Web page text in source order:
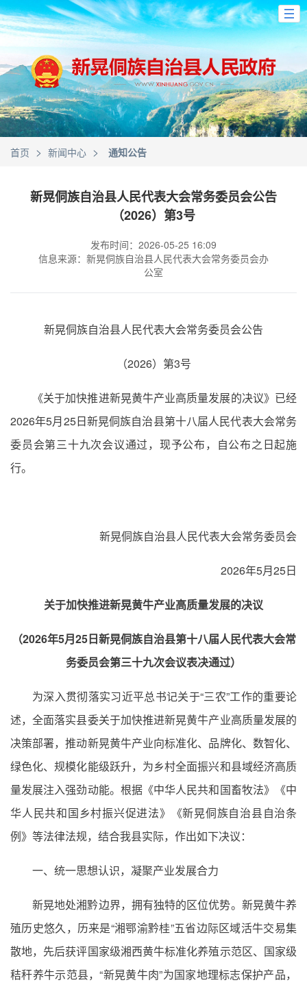
首页 > 新闻中心 > 通知公告
新晃侗族自治县人民代表大会常务委员会公告
（2026）第3号
发布时间：2026-05-25 16:09
信息来源：新晃侗族自治县人民代表大会常务委员会办
公室
新晃侗族自治县人民代表大会常务委员会公告
（2026）第3号
《关于加快推进新晃黄牛产业高质量发展的决议》已经
2026年5月25日新晃侗族自治县第十八届人民代表大会常务
委员会第三十九次会议通过，现予公布，自公布之日起施
行。
新晃侗族自治县人民代表大会常务委员会
2026年5月25日
关于加快推进新晃黄牛产业高质量发展的决议
（2026年5月25日新晃侗族自治县第十八届人民代表大会常
务委员会第三十九次会议表决通过）
为深入贯彻落实习近平总书记关于“三农”工作的重要论
述，全面落实县委关于加快推进新晃黄牛产业高质量发展的
决策部署，推动新晃黄牛产业向标准化、品牌化、数智化、
绿色化、规模化能级跃升，为乡村全面振兴和县域经济高质
量发展注入强劲动能。根据《中华人民共和国畜牧法》《中
华人民共和国乡村振兴促进法》《新晃侗族自治县自治条
例》等法律法规，结合我县实际，作出如下决议：
一、统一思想认识，凝聚产业发展合力
新晃地处湘黔边界，拥有独特的区位优势。新晃黄牛养
殖历史悠久，历来是“湘鄂渝黔桂”五省边际区域活牛交易集
散地，先后获评国家级湘西黄牛标准化养殖示范区、国家级
秸秆养牛示范县，“新晃黄牛肉”为国家地理标志保护产品，